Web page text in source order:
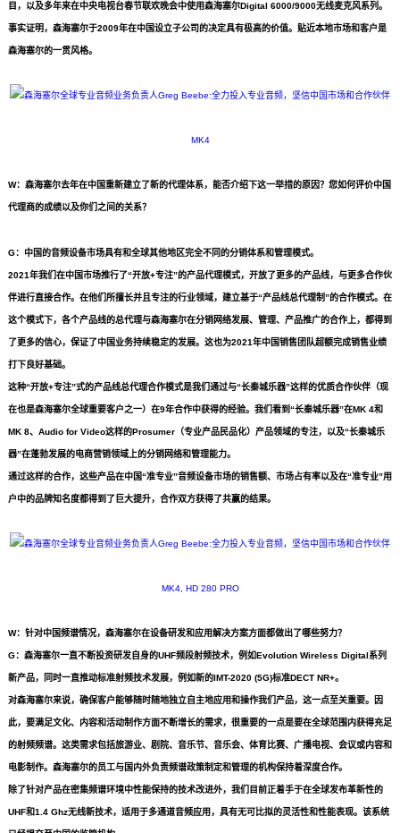
目，以及多年来在中央电视台春节联欢晚会中使用森海塞尔Digital 6000/9000无线麦克风系列。
事实证明，森海塞尔于2009年在中国设立子公司的决定具有极高的价值。贴近本地市场和客户是
森海塞尔的一贯风格。
MK4
W：森海塞尔去年在中国重新建立了新的代理体系，能否介绍下这一举措的原因？您如何评价中国
代理商的成绩以及你们之间的关系？
G：中国的音频设备市场具有和全球其他地区完全不同的分销体系和管理模式。
2021年我们在中国市场推行了“开放+专注”的产品代理模式，开放了更多的产品线，与更多合作伙
伴进行直接合作。在他们所擅长并且专注的行业领域，建立基于“产品线总代理制”的合作模式。在
这个模式下，各个产品线的总代理与森海塞尔在分销网络发展、管理、产品推广的合作上，都得到
了更多的信心，保证了中国业务持续稳定的发展。这也为2021年中国销售团队超额完成销售业绩
打下良好基础。
这种“开放+专注”式的产品线总代理合作模式是我们通过与“长秦城乐器”这样的优质合作伙伴（现
在也是森海塞尔全球重要客户之一）在9年合作中获得的经验。我们看到“长秦城乐器”在MK 4和
MK 8、Audio for Video这样的Prosumer（专业产品民品化）产品领域的专注，以及“长秦城乐
器”在蓬勃发展的电商营销领域上的分销网络和管理能力。
通过这样的合作，这些产品在中国“准专业”音频设备市场的销售额、市场占有率以及在“准专业”用
户中的品牌知名度都得到了巨大提升，合作双方获得了共赢的结果。
MK4, HD 280 PRO
W：针对中国频谱情况，森海塞尔在设备研发和应用解决方案方面都做出了哪些努力？
G：森海塞尔一直不断投资研发自身的UHF频段射频技术，例如Evolution Wireless Digital系列
新产品，同时一直推动标准射频技术发展，例如新的IMT-2020 (5G)标准DECT NR+。
对森海塞尔来说，确保客户能够随时随地独立自主地应用和操作我们产品，这一点至关重要。因
此，要满足文化、内容和活动制作方面不断增长的需求，很重要的一点是要在全球范围内获得充足
的射频频谱。这类需求包括旅游业、剧院、音乐节、音乐会、体育比赛、广播电视、会议或内容和
电影制作。森海塞尔的员工与国内外负责频谱政策制定和管理的机构保持着深度合作。
除了针对产品在密集频谱环境中性能保持的技术改进外，我们目前正着手于在全球发布革新性的
UHF和1.4 Ghz无线新技术，适用于多通道音频应用，具有无可比拟的灵活性和性能表现。该系统